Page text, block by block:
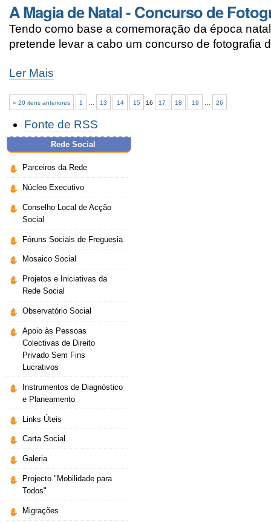
A Magia de Natal - Concurso de
Tendo como base a comemoração da época
pretende levar a cabo um concurso de fotografia
Ler Mais
« 20 itens anteriores 1 13 14 15 16 17 18 19 26
AcçõesFonte de RSS
Rede Social
Parceiros da Rede
Núcleo Executivo
Conselho Local de Acção
Social
Fóruns Sociais de Freguesia
Mosaico Social
Projetos e Iniciativas da
Rede Social
Observatório Social
Apoio às Pessoas
Colectivas de Direito
Privado Sem Fins
Lucrativos
Instrumentos de Diagnóstico
e Planeamento
Links Úteis
Carta Social
Galeria
Projecto "Mobilidade para
Todos"
Migrações